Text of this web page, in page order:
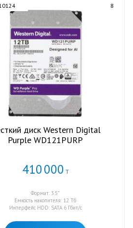
8
диск Western Digital
Purple WD121PURP
410000 Т
Формат: 3.5"
Емкость накопителя: 12 Тб
Интерфейс HDD: SATA 6 Гбит/с